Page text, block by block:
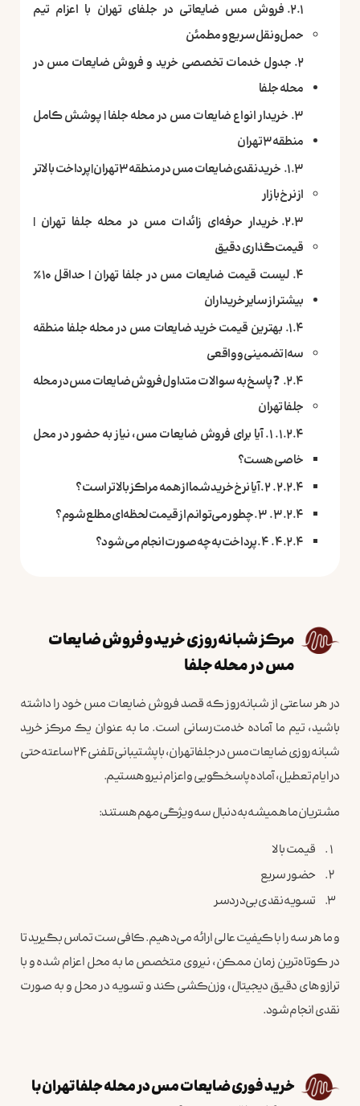
فروش مس ضایعاتی در جلفای تهران با اعزام تیم
حمل‌ونقل سریع و مطمئن
جدول خدمات تخصصی خرید و فروش ضایعات مس در
محله جلفا
خریدار انواع ضایعات مس در محله جلفا | پوشش کامل
منطقه ۳ تهران
خرید نقدی ضایعات مس در منطقه ۳ تهران | پرداخت بالاتر
از نرخ بازار
خریدار حرفه‌ای زائدات مس در محله جلفا تهران |
قیمت‌گذاری دقیق
لیست قیمت ضایعات مس در جلفا تهران | حداقل ۱۰٪
بیشتر از سایر خریداران
بهترین قیمت خرید ضایعات مس در محله جلفا منطقه
سه | تضمینی و واقعی
❓ پاسخ به سوالات متداول فروش ضایعات مس در محله
جلفا تهران
۱. آیا برای فروش ضایعات مس، نیاز به حضور در محل
خاصی هست؟
۲. آیا نرخ خرید شما از همه مراکز بالاتر است؟
۳. چطور می‌توانم از قیمت لحظه‌ای مطلع شوم؟
۴. پرداخت به چه صورت انجام می‌شود؟
مرکز شبانه‌روزی خرید و فروش ضایعات
مس در محله جلفا
در هر ساعتی از شبانه‌روز که قصد فروش ضایعات مس خود را داشته
باشید، تیم ما آماده خدمت‌رسانی است. ما به عنوان یک مرکز خرید
شبانه‌روزی ضایعات مس در جلفا تهران، با پشتیبانی تلفنی ۲۴ ساعته حتی
در ایام تعطیل، آماده پاسخگویی و اعزام نیرو هستیم.
مشتریان ما همیشه به‌دنبال سه ویژگی مهم هستند:
قیمت بالا
حضور سریع
تسویه نقدی بی‌دردسر
و ما هر سه را با کیفیت عالی ارائه می‌دهیم. کافی‌ست تماس بگیرید تا
در کوتاه‌ترین زمان ممکن، نیروی متخصص ما به محل اعزام شده و با
ترازوهای دقیق دیجیتال، وزن‌کشی کند و تسویه در محل و به صورت
نقدی انجام شود.
خرید فوری ضایعات مس در محله جلفا تهران با